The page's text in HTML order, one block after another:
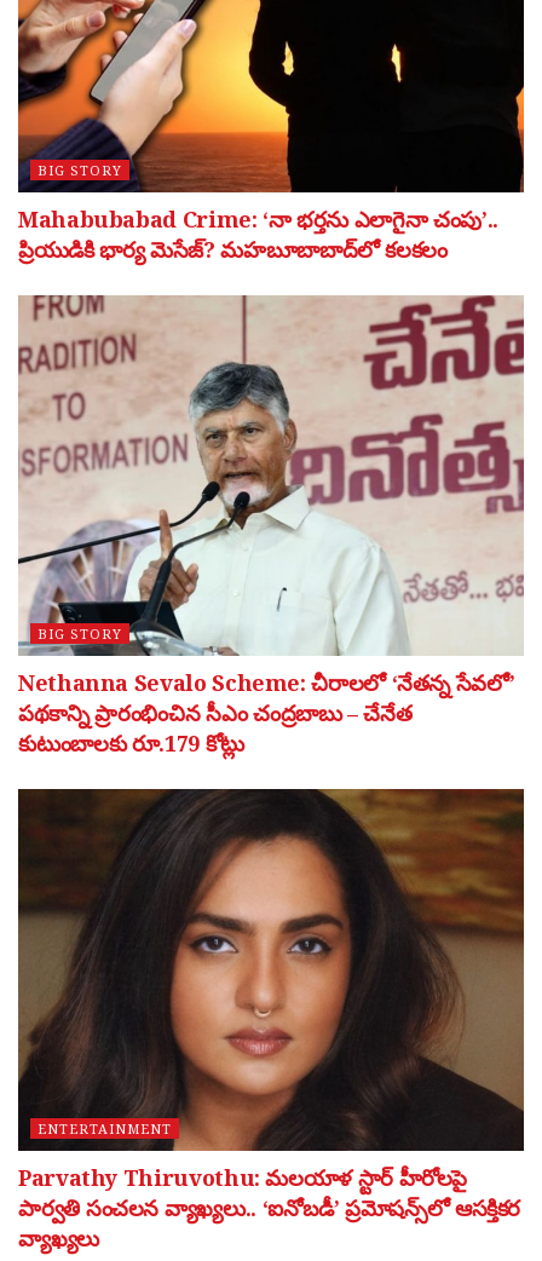
BIG STORY
Mahabubabad Crime: ‘నా భర్తను ఎలాగైనా చంపు’..
ప్రియుడికి భార్య మెసేజ్? మహబూబాబాద్‌లో కలకలం
BIG STORY
Nethanna Sevalo Scheme: చీరాలలో ‘నేతన్న సేవలో’
పథకాన్ని ప్రారంభించిన సీఎం చంద్రబాబు – చేనేత
కుటుంబాలకు రూ.179 కోట్లు
ENTERTAINMENT
Parvathy Thiruvothu: మలయాళ స్టార్ హీరోలపై
పార్వతి సంచలన వ్యాఖ్యలు.. ‘ఐనోబడీ’ ప్రమోషన్స్‌లో ఆసక్తికర
వ్యాఖ్యలు